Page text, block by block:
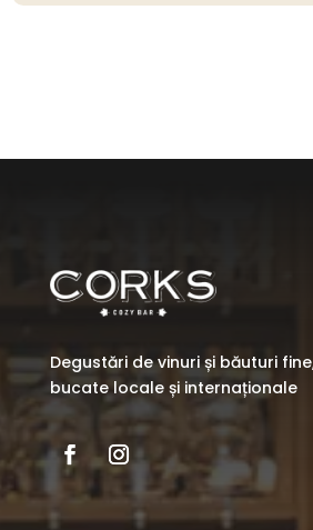
Degustări de vinuri și băuturi
bucate locale și internaționale